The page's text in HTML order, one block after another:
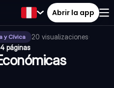
Abrir la app
y Cívica 20 visualizaciones·
4 páginas